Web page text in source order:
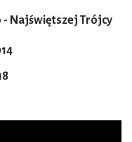
- Najświętszej Trójcy